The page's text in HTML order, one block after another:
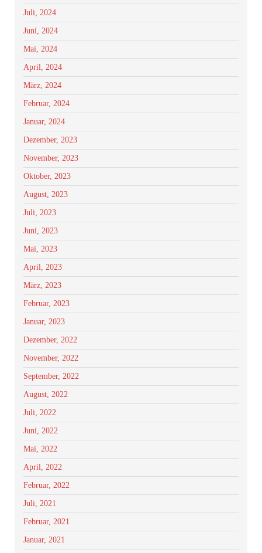
Juli, 2024
Juni, 2024
Mai, 2024
April, 2024
März, 2024
Februar, 2024
Januar, 2024
Dezember, 2023
November, 2023
Oktober, 2023
August, 2023
Juli, 2023
Juni, 2023
Mai, 2023
April, 2023
März, 2023
Februar, 2023
Januar, 2023
Dezember, 2022
November, 2022
September, 2022
August, 2022
Juli, 2022
Juni, 2022
Mai, 2022
April, 2022
Februar, 2022
Juli, 2021
Februar, 2021
Januar, 2021